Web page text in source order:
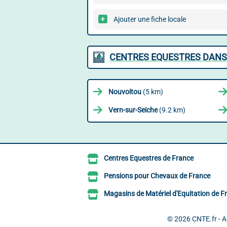
Ajouter une fiche locale
CENTRES EQUESTRES
Nouvoitou (5 km)
Vern-sur-Seiche(9.2 km)
Centres Equestres de France
Pensions pour Chevaux de France
Magasins de Matériel d'Equitation de
© 2026CNTE.fr -